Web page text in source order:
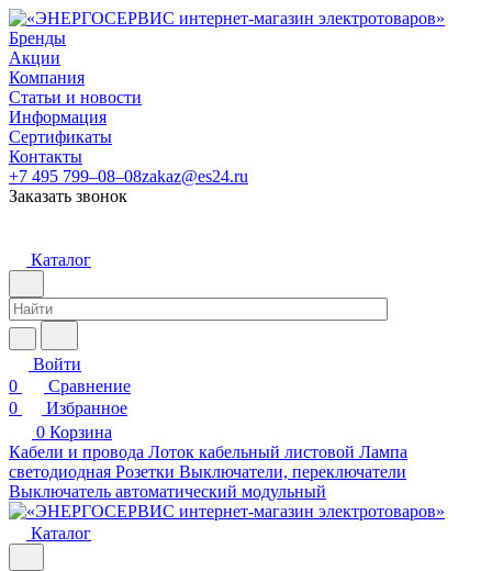
Бренды
Акции
Компания
Статьи и новости
Информация
Сертификаты
Контакты
+7 495 799–08–08zakaz@es24.ru
Заказать звонок
Каталог
Войти
0
Сравнение
0
Избранное
0 Корзина
Кабели и провода Лоток кабельный листовой Лампа
светодиодная Розетки Выключатели, переключатели
Выключатель автоматический модульный
Каталог